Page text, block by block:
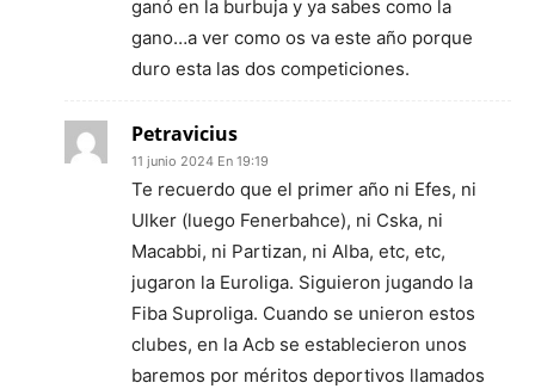
ganó en la burbuja y ya sabes como la
gano…a ver como os va este año porque
duro esta las dos competiciones.
Petravicius
11 junio 2024 En 19:19
Te recuerdo que el primer año ni Efes, ni
Ulker (luego Fenerbahce), ni Cska, ni
Macabbi, ni Partizan, ni Alba, etc, etc,
jugaron la Euroliga. Siguieron jugando la
Fiba Suproliga. Cuando se unieron estos
clubes, en la Acb se establecieron unos
baremos por méritos deportivos llamados